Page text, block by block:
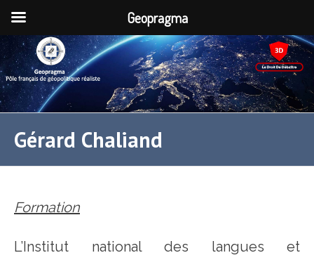
Gérard Chaliand
Formation
L’Institut national des langues et
Geopragma